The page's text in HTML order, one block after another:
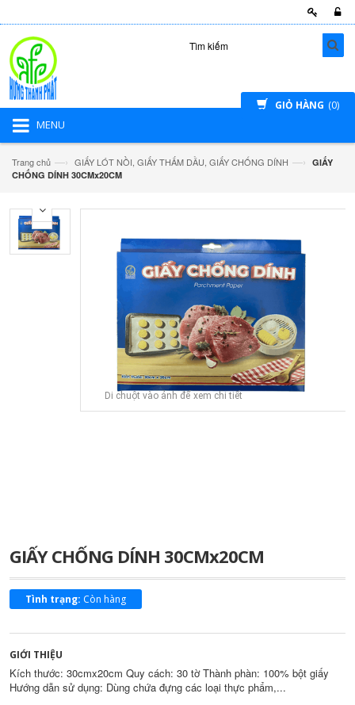
GIỎ HÀNG (0)
MENU
Trang chủ —› GIẤY LÓT NỒI, GIẤY THẤM DẦU, GIẤY CHỐNG DÍNH —› GIẤY
CHỐNG DÍNH 30CMx20CM
Di chuột vào ảnh để xem chi tiết
GIẤY CHỐNG DÍNH 30CMx20CM
Tình trạng: Còn hàng
GIỚI THIỆU
Kích thước: 30cmx20cm Quy cách: 30 tờ Thành phàn: 100% bột giấy
Hướng dẫn sử dụng: Dùng chứa đựng các loại thực phẩm,...